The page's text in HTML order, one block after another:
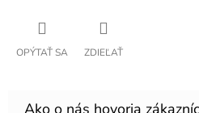
OPÝTAŤ SA ZDIEĽAŤ